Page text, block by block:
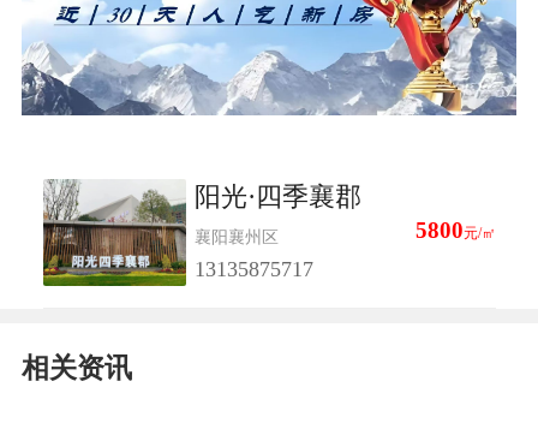
阳光·四季襄郡
襄阳襄州区 5800元/㎡
13135875717
相关资讯